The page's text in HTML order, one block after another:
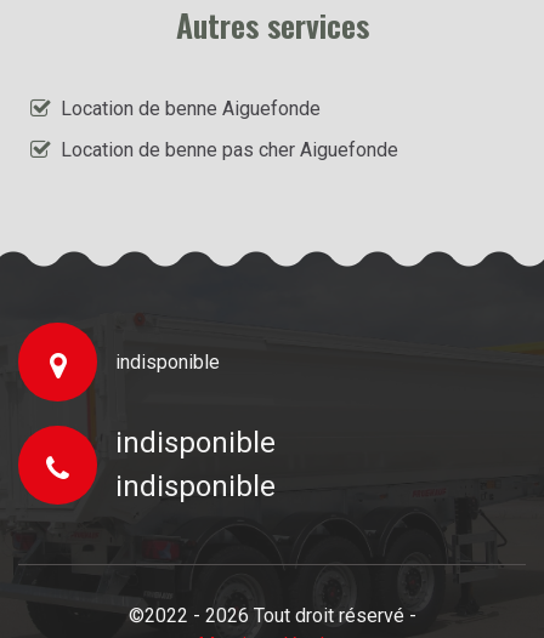
Autres services
Location de benne Aiguefonde
Location de benne pas cher Aiguefonde
indisponible
indisponible
indisponible
©2022 - 2026 Tout droit réservé -